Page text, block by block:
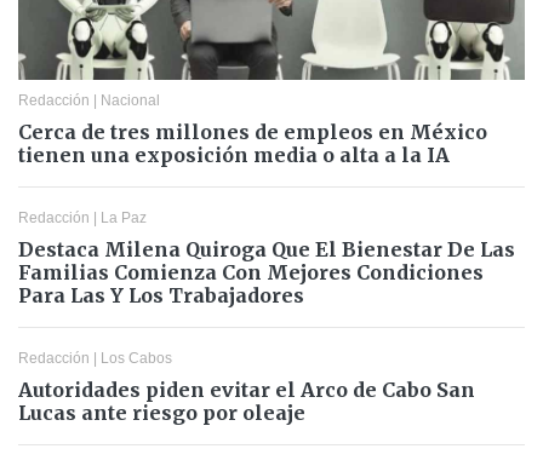
Redacción Nacional
Cerca de tres millones de empleos en México
tienen una exposición media o alta a la IA
Redacción La Paz
Destaca Milena Quiroga Que El Bienestar De Las
Familias Comienza Con Mejores Condiciones
Para Las Y Los Trabajadores
Redacción Los Cabos
Autoridades piden evitar el Arco de Cabo San
Lucas ante riesgo por oleaje